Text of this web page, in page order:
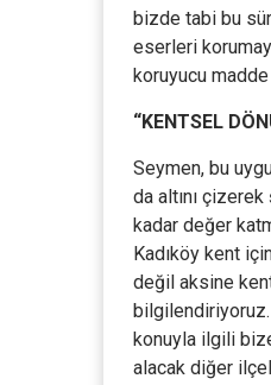
bizde tabi bu
eserleri
koruyucu madde
“KENTSEL
Seymen, bu
da altını
kadar değer
Kadıköy kent
değil aksine
konuyla ilgili
alacak diğer